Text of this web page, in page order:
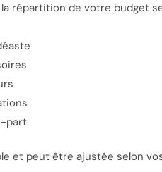
répartition de votre budget
part
et peut être ajustée selon